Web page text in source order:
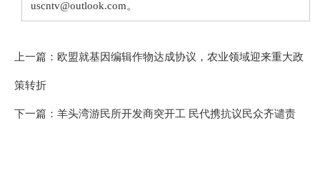
uscntv@outlook.com。
上一篇： 欧盟就基因编辑作物达成协议，农业领域迎来重大政
策转折
下一篇： 羊头湾游民所开发商突开工 民代携抗议民众齐谴责